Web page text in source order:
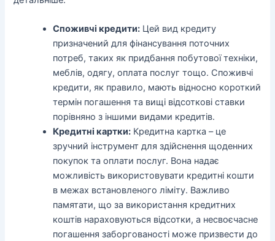
Споживчі кредити: Цей вид кредиту
призначений для фінансування поточних
потреб, таких як придбання побутової техніки,
меблів, одягу, оплата послуг тощо. Споживчі
кредити, як правило, мають відносно короткий
термін погашення та вищі відсоткові ставки
порівняно з іншими видами кредитів.
Кредитні картки: Кредитна картка – це
зручний інструмент для здійснення щоденних
покупок та оплати послуг. Вона надає
можливість використовувати кредитні кошти
в межах встановленого ліміту. Важливо
памятати, що за використання кредитних
коштів нараховуються відсотки, а несвоєчасне
погашення заборгованості може призвести до